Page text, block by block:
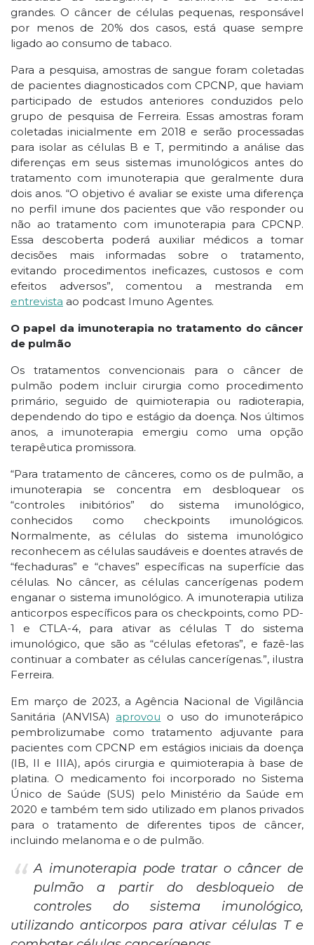
grandes. O câncer de células pequenas, responsável
por menos de 20% dos casos, está quase sempre
ligado ao consumo de tabaco.
Para a pesquisa, amostras de sangue foram coletadas
de pacientes diagnosticados com CPCNP, que haviam
participado de estudos anteriores conduzidos pelo
grupo de pesquisa de Ferreira. Essas amostras foram
coletadas inicialmente em 2018 e serão processadas
para isolar as células B e T, permitindo a análise das
diferenças em seus sistemas imunológicos antes do
tratamento com imunoterapia que geralmente dura
dois anos. “O objetivo é avaliar se existe uma diferença
no perfil imune dos pacientes que vão responder ou
não ao tratamento com imunoterapia para CPCNP.
Essa descoberta poderá auxiliar médicos a tomar
decisões mais informadas sobre o tratamento,
evitando procedimentos ineficazes, custosos e com
efeitos adversos”, comentou a mestranda em
entrevista ao podcast Imuno Agentes.
O papel da imunoterapia no tratamento do câncer
de pulmão
Os tratamentos convencionais para o câncer de
pulmão podem incluir cirurgia como procedimento
primário, seguido de quimioterapia ou radioterapia,
dependendo do tipo e estágio da doença. Nos últimos
anos, a imunoterapia emergiu como uma opção
terapêutica promissora.
“Para tratamento de cânceres, como os de pulmão, a
imunoterapia se concentra em desbloquear os
“controles inibitórios” do sistema imunológico,
conhecidos como checkpoints imunológicos.
Normalmente, as células do sistema imunológico
reconhecem as células saudáveis e doentes através de
“fechaduras” e “chaves” específicas na superfície das
células. No câncer, as células cancerígenas podem
enganar o sistema imunológico. A imunoterapia utiliza
anticorpos específicos para os checkpoints, como PD-
1 e CTLA-4, para ativar as células T do sistema
imunológico, que são as “células efetoras”, e fazê-las
continuar a combater as células cancerígenas.”, ilustra
Ferreira.
Em março de 2023, a Agência Nacional de Vigilância
Sanitária (ANVISA) aprovou o uso do imunoterápico
pembrolizumabe como tratamento adjuvante para
pacientes com CPCNP em estágios iniciais da doença
(IB, II e IIIA), após cirurgia e quimioterapia à base de
platina. O medicamento foi incorporado no Sistema
Único de Saúde (SUS) pelo Ministério da Saúde em
2020 e também tem sido utilizado em planos privados
para o tratamento de diferentes tipos de câncer,
incluindo melanoma e o de pulmão.
“ A imunoterapia pode tratar o câncer de
pulmão a partir do desbloqueio de
controles do sistema imunológico,
utilizando anticorpos para ativar células T e